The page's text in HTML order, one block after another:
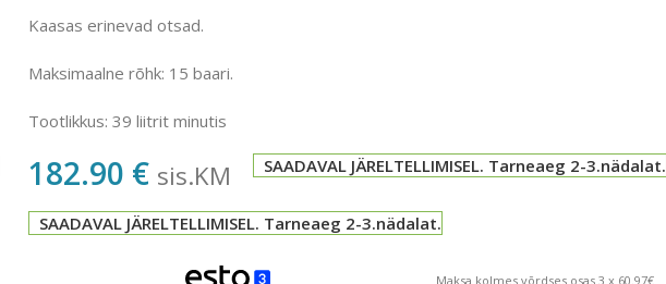
Kaasas erinevad otsad.
Maksimaalne rõhk: 15 baari.
Tootlikkus: 39 liitrit minutis
182.90 € sis.KM SAADAVAL JÄRELTELLIMISEL. Tarneaeg 2-3.nädalat.
SAADAVAL JÄRELTELLIMISEL. Tarneaeg 2-3.nädalat.
Maksa kolmes võrdses osas 3 x 60.97€